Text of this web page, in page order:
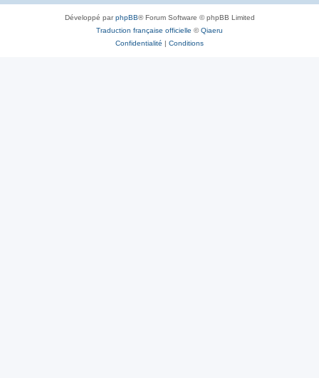
e
Développé parphpBB® Forum Software © phpBB Limited
Traduction française officielle ©Qiaeru
Confidentialité | Conditions